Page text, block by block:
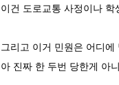
이건 도로교통 사정이나
그리고 이거 민원은 어디에
아 진짜 한 두번 당한게 아